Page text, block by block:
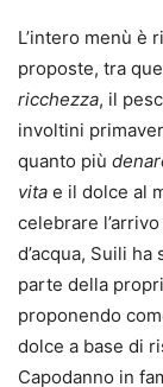
L’intero menù è
proposte, tra
ricchezza, il
involtini
quanto più
vita e il dolce al
celebrare
d’acqua, Suili
parte della
proponendo
dolce a base di
Capodanno in